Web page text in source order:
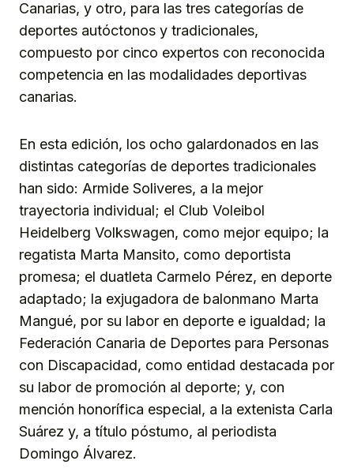
Canarias, y otro, para las tres categorías de
deportes autóctonos y tradicionales,
compuesto por cinco expertos con reconocida
competencia en las modalidades deportivas
canarias.
En esta edición, los ocho galardonados en las
distintas categorías de deportes tradicionales
han sido: Armide Soliveres, a la mejor
trayectoria individual; el Club Voleibol
Heidelberg Volkswagen, como mejor equipo; la
regatista Marta Mansito, como deportista
promesa; el duatleta Carmelo Pérez, en deporte
adaptado; la exjugadora de balonmano Marta
Mangué, por su labor en deporte e igualdad; la
Federación Canaria de Deportes para Personas
con Discapacidad, como entidad destacada por
su labor de promoción al deporte; y, con
mención honorífica especial, a la extenista Carla
Suárez y, a título póstumo, al periodista
Domingo Álvarez.